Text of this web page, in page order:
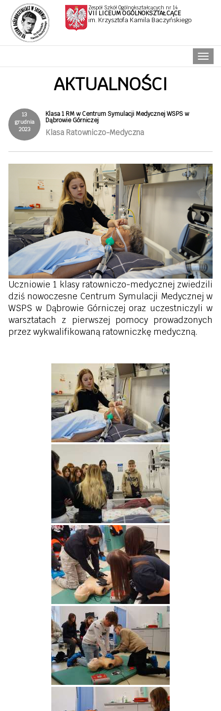
Zespół Szkół Ogólnokształcących nr 14
VII LICEUM OGÓLNOKSZTAŁCĄCE
im. Krzysztofa Kamila Baczyńskiego
AKTUALNOŚCI
13
grudnia
2023
Klasa 1 RM w Centrum Symulacji Medycznej WSPS w
Dąbrowie Górniczej
Klasa Ratowniczo-Medyczna
Uczniowie 1 klasy ratowniczo-medycznej zwiedzili
dziś nowoczesne Centrum Symulacji Medycznej w
WSPS w Dąbrowie Górniczej oraz uczestniczyli w
warsztatach z pierwszej pomocy prowadzonych
przez wykwalifikowaną ratowniczkę medyczną.